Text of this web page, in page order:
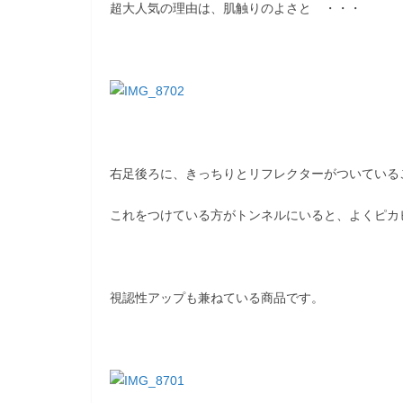
超大人気の理由は、肌触りのよさと ・・・
右足後ろに、きっちりとリフレクターがついている
これをつけている方がトンネルにいると、よくピカ
視認性アップも兼ねている商品です。